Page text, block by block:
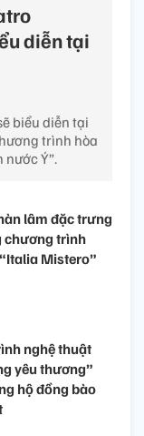
diễn tại
biểu diễn tại
trình hòa
Ý”.
lâm đặc trưng
chương trình
Mistero”
nghệ thuật
yêu thương”
hộ đồng bào